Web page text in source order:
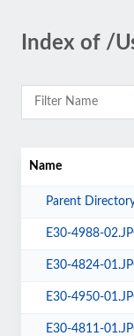
Index of /
Name
Parent
E30-4988-
E30-4824-
E30-4950-
E30-4811-